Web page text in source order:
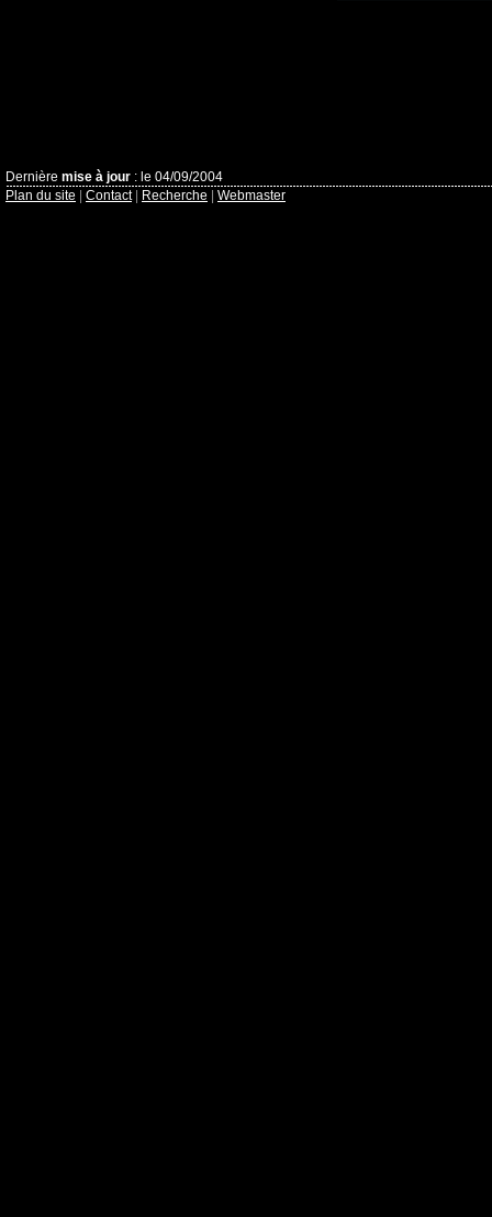
Dernière mise à jour : le 04/09/2004
Plan du site
Contact| Recherche Webmaster